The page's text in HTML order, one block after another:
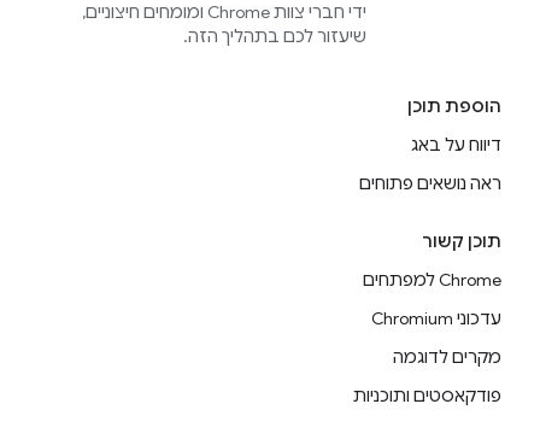
ידי חברי צוות Chrome ומומחים חיצוניים,
שיעזור לכם בתהליך הזה.
הוספת תוכן
דיווח על באג
ראה נושאים פתוחים
תוכן קשור
Chrome למפתחים
עדכוני Chromium
מקרים לדוגמה
פודקאסטים ותוכניות